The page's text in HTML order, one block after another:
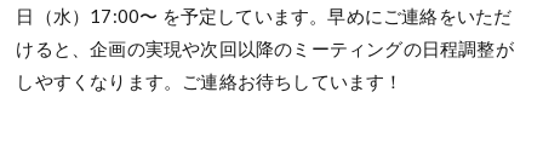
日（水）17:00〜 を予定しています。早めにご連絡をいただ
けると、企画の実現や次回以降のミーティングの日程調整が
しやすくなります。ご連絡お待ちしています！